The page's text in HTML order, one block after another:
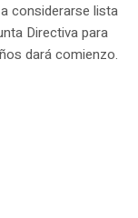
considerarse lista
Directiva para
dará comienzo.